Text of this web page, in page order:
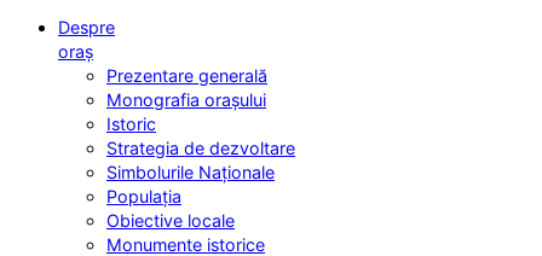
Despre
oraș
Prezentare generală
Monografia orașului
Istoric
Strategia de dezvoltare
Simbolurile Naționale
Populația
Obiective locale
Monumente istorice